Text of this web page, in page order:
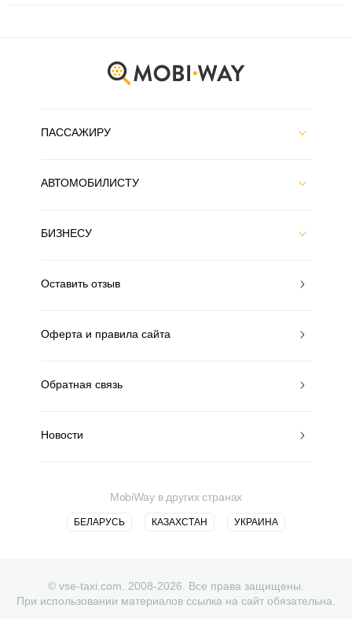
ПАССАЖИРУ
АВТОМОБИЛИСТУ
БИЗНЕСУ
Оставить отзыв
Оферта и правила сайта
Обратная связь
Новости
MobiWay в других странах
БЕЛАРУСЬ КАЗАХСТАН УКРАИНА
© vse-taxi.com. 2008-2026. Все права защищены.
При использовании материалов ссылка на сайт обязательна.